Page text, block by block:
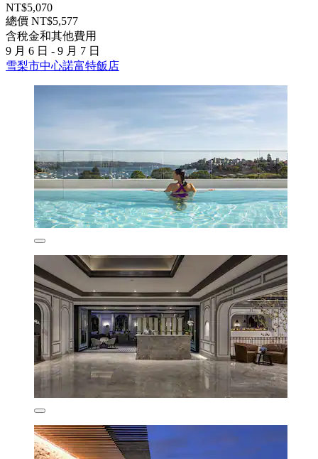
NT$5,070
總價 NT$5,577
含稅金和其他費用
9 月 6 日 - 9 月 7 日
雪梨市中心諾富特飯店